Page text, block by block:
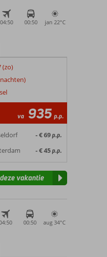
04:50 00:50 jan 22°C
(zo)
va 935 p.p.
- € 69p.p.
- € 45p.p.
vakantie
00:50 aug 34°C